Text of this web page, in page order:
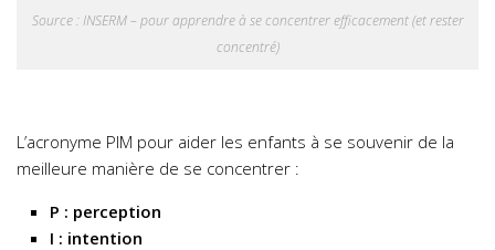
Source : INSERM – pour apprendre à se concentrer efficacement (et rester
concentré)
L’acronyme PIM pour aider les enfants à se souvenir de la
meilleure manière de se concentrer :
P : perception
I : intention